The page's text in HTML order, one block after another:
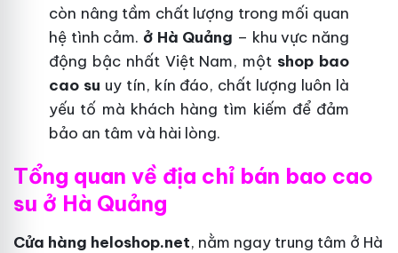
còn nâng tầm chất lượng trong mối quan
hệ tình cảm. ở Hà Quảng – khu vực năng
động bậc nhất Việt Nam, một shop bao
cao su uy tín, kín đáo, chất lượng luôn là
yếu tố mà khách hàng tìm kiếm để đảm
bảo an tâm và hài lòng.
Tổng quan về địa chỉ bán bao cao
su ở Hà Quảng
Cửa hàng heloshop.net, nằm ngay trung tâm ở Hà